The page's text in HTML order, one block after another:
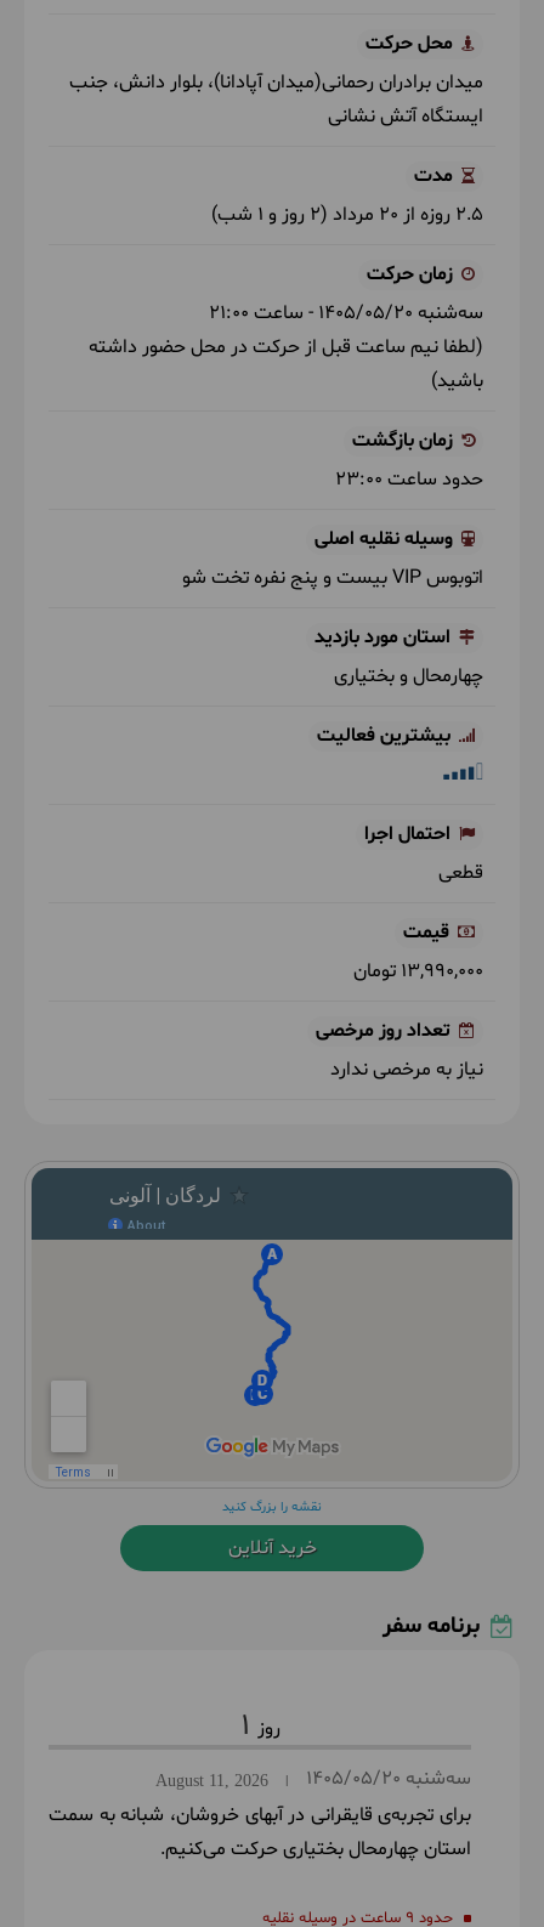
محل حرکت
میدان برادران رحمانی(میدان آپادانا)، بلوار دانش، جنب
ایستگاه آتش نشانی
مدت
2.5 روزه از 20 مرداد (2 روز و 1 شب)
زمان حرکت
سه‌شنبه 1405/05/20 - ساعت 21:00
(لطفا نیم ساعت قبل از حرکت در محل حضور داشته
باشید)
زمان بازگشت
حدود ساعت 23:00
وسیله نقلیه اصلی
اتوبوس VIP بیست و پنج نفره تخت شو
استان‌ مورد بازدید
چهارمحال و بختیاری
بیشترین فعالیت
احتمال اجرا
قطعی
قیمت
13,990,000 تومان
تعداد روز مرخصی
نیاز به مرخصی ندارد
نقشه را بزرگ کنید
خرید آنلاین
برنامه سفر
1
سه‌شنبه 1405/05/20
August 11, 2026
برای تجربه‌ی قایقرانی در آبهای خروشان، شبانه به سمت
استان چهارمحال بختیاری حرکت می‌کنیم.
حدود 9 ساعت در وسیله نقلیه